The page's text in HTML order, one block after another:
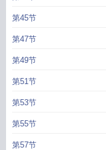
第45节
第47节
第49节
第51节
第53节
第55节
第57节